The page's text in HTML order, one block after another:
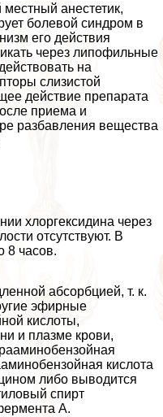
анестетик,
болевой синдром в
его действия
через липофильные
на
слизистой
действие препарата
приема и
разбавления вещества
хлоргексидина через
отсутствуют. В
8 часов.
абсорбцией, т. к.
эфирные
кислоты,
и плазме крови,
кислота
либо выводится
спирт
А.